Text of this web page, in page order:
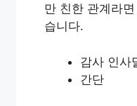
만 친한 관계라
습니다.
감사 인사
간단